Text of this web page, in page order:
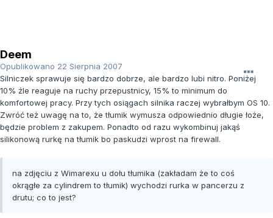
Deem
Opublikowano 22 Sierpnia 2007
Silniczek sprawuje się bardzo dobrze, ale bardzo lubi nitro. Poniżej
10% źle reaguje na ruchy przepustnicy, 15% to minimum do
komfortowej pracy. Przy tych osiągach silnika raczej wybrałbym OS 10.
Zwróć też uwagę na to, że tłumik wymusza odpowiednio długie łoże,
będzie problem z zakupem. Ponadto od razu wykombinuj jakąś
silikonową rurkę na tłumik bo paskudzi wprost na firewall.
na zdjęciu z Wimarexu u dołu tłumika (zakładam że to coś
okrągłe za cylindrem to tłumik) wychodzi rurka w pancerzu z
drutu; co to jest?